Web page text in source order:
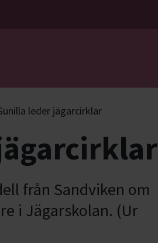
leder jägarcirklar
från Sandviken om
i Jägarskolan. (Ur